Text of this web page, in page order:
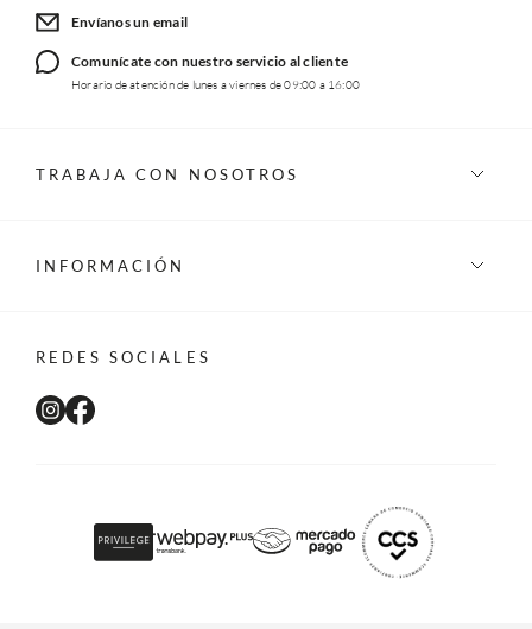
Envíanos un email
Comunícate con nuestro servicio al cliente
Horario de atención de lunes a viernes de 09:00 a 16:00
TRABAJA CON NOSOTROS
INFORMACIÓN
REDES SOCIALES